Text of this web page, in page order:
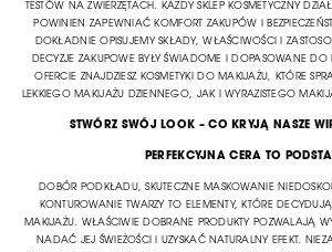
TESTÓW NA ZWIERZĘTACH. KAŻDY SKLEP KOSMETYCZNY
POWINIEN ZAPEWNIAĆ KOMFORT ZAKUPÓW I
DOKŁADNIE OPISUJEMY SKŁADY, WŁAŚCIWOŚCI I
DECYZJE ZAKUPOWE BYŁY ŚWIADOME I DOPASOWANE DO
OFERCIE ZNAJDZIESZ KOSMETYKI DO MAKIJAŻU, KTÓRE
LEKKIEGO MAKIJAŻU DZIENNEGO, JAK I WYRAZISTEGO
STWÓRZ SWÓJ LOOK – CO KRYJĄ NASZE
PERFEKCYJNA CERA TO
DOBÓR PODKŁADU, SKUTECZNE MASKOWANIE
KONTUROWANIE TWARZY TO ELEMENTY, KTÓRE
MAKIJAŻU. WŁAŚCIWIE DOBRANE PRODUKTY POZWALAJĄ
NADAĆ JEJ ŚWIEŻOŚCI I UZYSKAĆ NATURALNY EFEKT.